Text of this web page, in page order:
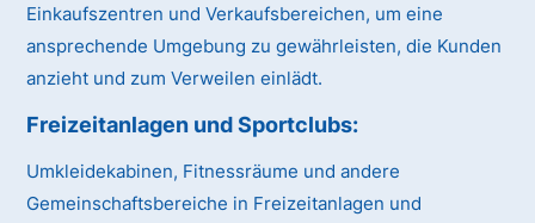
Einkaufszentren und Verkaufsbereichen, um eine
ansprechende Umgebung zu gewährleisten, die Kunden
anzieht und zum Verweilen einlädt.
Freizeitanlagen und Sportclubs:
Umkleidekabinen, Fitnessräume und andere
Gemeinschaftsbereiche in Freizeitanlagen und